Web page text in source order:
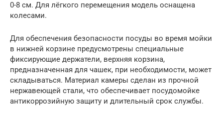
0-8 см. Для лёгкого перемещения модель оснащена
колесами.
Для обеспечения безопасности посуды во время мойки
в нижней корзине предусмотрены специальные
фиксирующие держатели, верхняя корзина,
предназначенная для чашек, при необходимости, может
складываться. Материал камеры сделан из прочной
нержавеющей стали, что обеспечивает посудомойке
антикоррозийную защиту и длительный срок службы.